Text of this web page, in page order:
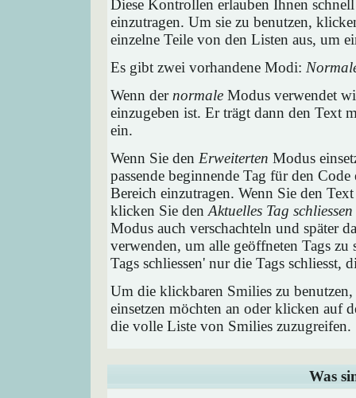
Diese Kontrollen erlauben Ihnen
einzutragen. Um sie zu benutzen,
einzelne Teile von den Listen aus, um
Es gibt zwei vorhandene Modi:
Wenn der normale Modus verwendet
einzugeben ist. Er trägt dann den Text
ein.
Wenn Sie den Erweiterten Modus
passende beginnende Tag für den
Bereich einzutragen. Wenn Sie den
klicken Sie den Aktuelles Tag schliessen
Modus auch verschachteln und später
verwenden, um alle geöffneten Tags
Tags schliessen' nur die Tags
Um die klickbaren Smilies zu
einsetzen möchten an oder klicken auf
die volle Liste von Smilies zuzugreifen.
Was